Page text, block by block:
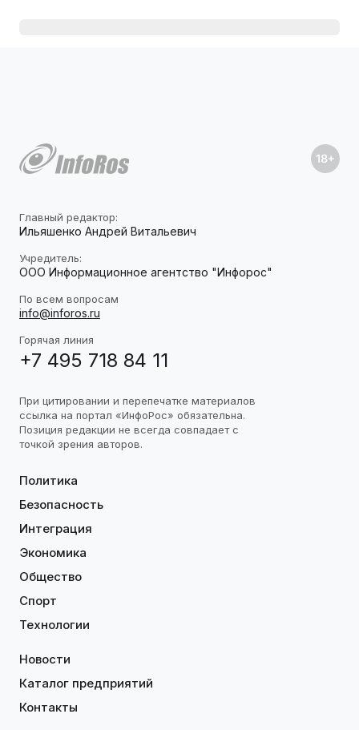
Главный редактор:
Ильяшенко Андрей Витальевич
Учредитель:
ООО Информационное агентство "Инфорос"
По всем вопросам
info@inforos.ru
Горячая линия
+7 495 718 84 11
При цитировании и перепечатке материалов
ссылка на портал «ИнфоРос» обязательна.
Позиция редакции не всегда совпадает с
точкой зрения авторов.
Политика
Безопасность
Интеграция
Экономика
Общество
Спорт
Технологии
Новости
Каталог предприятий
Контакты